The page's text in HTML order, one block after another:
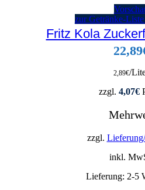
zur Getränke-
Fritz Kola
22,89
2,89€/
zzgl. 4,07€
zzgl.
inkl.
Lieferung: 2-5